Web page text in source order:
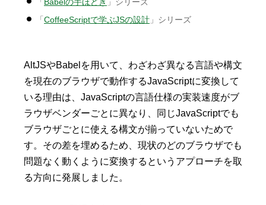
「 CoffeeScriptで学ぶJSの設計 」シリーズ
AltJSやBabelを用いて、わざわざ異なる言語や構文
を現在のブラウザで動作するJavaScriptに変換して
いる理由は、JavaScriptの言語仕様の実装速度がブ
ラウザベンダーごとに異なり、同じJavaScriptでも
ブラウザごとに使える構文が揃っていないためで
す。その差を埋めるため、現状のどのブラウザでも
問題なく動くように変換するというアプローチを取
る方向に発展しました。